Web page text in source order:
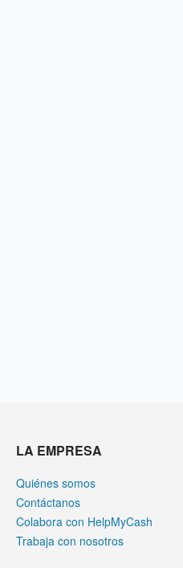
LA EMPRESA
Quiénes somos
Contáctanos
Colabora con HelpMyCash
Trabaja con nosotros